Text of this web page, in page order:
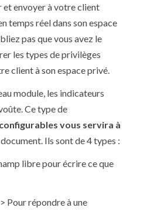
et envoyer à votre client
temps réel dans son espace
pas que vous avez le
les types de privilèges
client à son espace privé.
module, les indicateurs
Ce type de
vous servira à
Ils sont de 4 types :
libre pour écrire ce que
> Pour répondre à une